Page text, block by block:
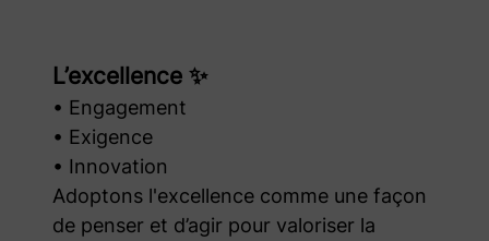
L’excellence ✨
• Engagement
• Exigence
• Innovation
Adoptons l'excellence comme une façon
de penser et d’agir pour valoriser la